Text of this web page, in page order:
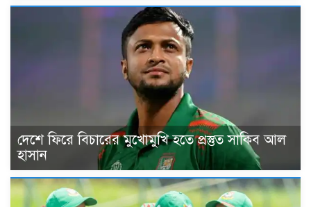
দেশে ফিরে বিচারের মুখোমুখি হতে প্রস্তুত সাকিব আল
হাসান